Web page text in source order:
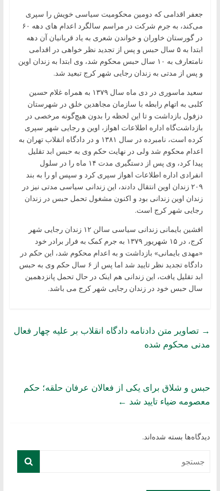
جعفر اقدامی که دومین محکومیت سیاسی خویش را سپری
می‌کند، به جرم شرکت در مراسم سالگرد اعدام های دهه ۶۰
در گورستان خاوران و خواندن شعری به یاد قربانیان آن دهه
ابتدا به ۵ سال حبس و پس از تجدید نظر خواهی در اقدامی
نامتعارف به ۱۰ سال حبس محکوم شد، وی ابتدا به زندان اوین
و پس از مدتی به زندان رجایی شهر کرج تبعید شد.
سعید ماسوری در دی ماه سال ۱۳۷۹ به همراه غلام حسین
کلبی به اتهام رابطه با سازمان مجاهدین خلق در شهرستان
دزفول بازداشت و تا این لحظه را بدون هیچ‌گونه مرخصی در
بازداشت‌گاه اداره اطلاعات اهواز، اوین و رجایی شهر سپری
کرده است، نامبرده در سال ۱۳۸۱ و در دادگاه انقلاب تهران به
اعدام محکوم شد ولی در ‌‌نهایت حکم وی به حبس ابد تقلیل
پیدا کرد، وی پس از دستگیری مدت ۱۴ ماه را در سلول
انفرادی اداره اطلاعات اهواز سپری کرد و سپس او را به بند
۲۰۹ زندان اوین انتقال دادند، این زندانی سیاسی مدتی نیز در
زندان اوین زندانی بود و اکنون مشغول تحمل حبس در زندان
رجایی شهر کرج است.
افشین بایمانی زندانی سیاسی سالن ۱۲ زندان رجایی شهر
کرج، در ۱۵ شهریور ۱۳۷۹ به جرم کمک به فرار برادر خود
«مهدی بایمانی» بازداشت و به اعدام محکوم شد، این حکم در
دادگاه تجدید نظر تایید شد اما پس از ۶ سال حکم وی به حبس
ابد تقلیل یافت، این زندانی هم اینک در حال تحمل پانزدهمین
سال حبس خود در زندان رجایی شهر کرج می باشد.
→ تصاویر متن دادنامه دادگاه انقلاب بر علیه چهار فعال
مدنی محکوم شده
حبس و شلاق برای یکی از فعالان عرفان حلقه؛ حکم
معصومه ضیاء تایید شد ←
دیدگاه‌ها بسته شده‌اند.